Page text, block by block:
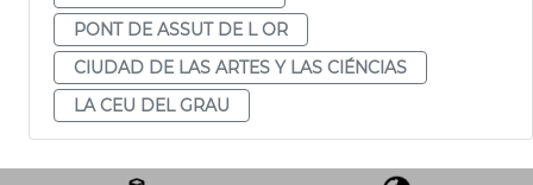
PONT DE ASSUT DE L OR
CIUDAD DE LAS ARTES Y LAS CIÉNCIAS
LA CEU DEL GRAU